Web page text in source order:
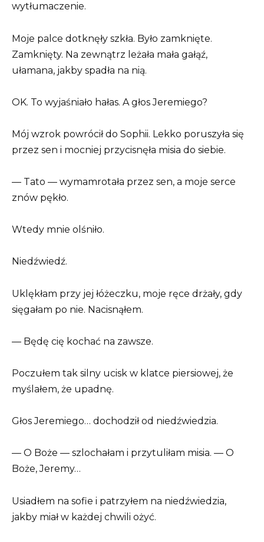
wytłumaczenie.
Moje palce dotknęły szkła. Było zamknięte.
Zamknięty. Na zewnątrz leżała mała gałąź,
ułamana, jakby spadła na nią.
OK. To wyjaśniało hałas. A głos Jeremiego?
Mój wzrok powrócił do Sophii. Lekko poruszyła się
przez sen i mocniej przycisnęła misia do siebie.
— Tato — wymamrotała przez sen, a moje serce
znów pękło.
Wtedy mnie olśniło.
Niedźwiedź.
Uklękłam przy jej łóżeczku, moje ręce drżały, gdy
sięgałam po nie. Nacisnąłem.
— Będę cię kochać na zawsze.
Poczułem tak silny ucisk w klatce piersiowej, że
myślałem, że upadnę.
Głos Jeremiego… dochodził od niedźwiedzia.
— O Boże — szlochałam i przytuliłam misia. — O
Boże, Jeremy…
Usiadłem na sofie i patrzyłem na niedźwiedzia,
jakby miał w każdej chwili ożyć.